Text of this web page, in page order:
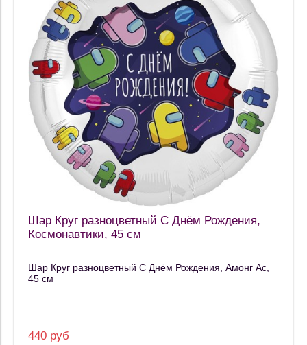
Шар Круг разноцветный С Днём Рождения,
Космонавтики, 45 см
Шар Круг разноцветный С Днём Рождения, Амонг Ас,
45 см
440 руб